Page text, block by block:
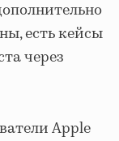
есть кейсы
через
Apple